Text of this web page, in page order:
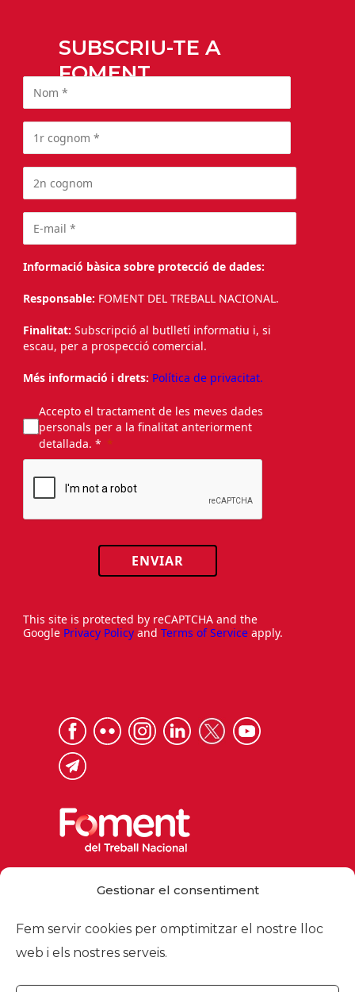
Gestionar el consentiment
Fem servir cookies per omptimitzar el nostre lloc
web i els nostres serveis.
SUBSCRIU-TE A
FOMENT
Informació bàsica sobre protecció de dades:
Responsable: FOMENT DEL TREBALL NACIONAL.
Finalitat: Subscripció al butlletí informatiu i, si
escau, per a prospecció comercial.
Més informació i drets: Política de privacitat.
Accepto el tractament de les meves dades
personals per a la finalitat anteriorment
detallada. *
ENVIAR
This site is protected by reCAPTCHA and the
Google Privacy Policy and Terms of Service apply.
foment@foment.com